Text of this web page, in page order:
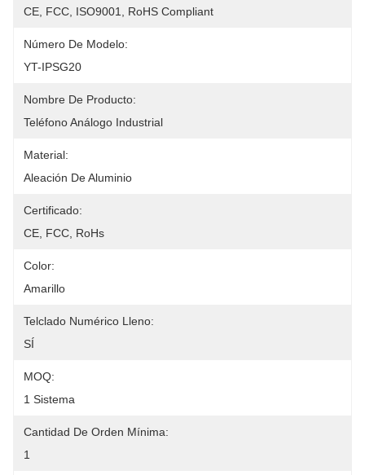
CE, FCC, ISO9001, RoHS Compliant
Número De Modelo:
YT-IPSG20
Nombre De Producto:
Teléfono Análogo Industrial
Material:
Aleación De Aluminio
Certificado:
CE, FCC, RoHs
Color:
Amarillo
Telclado Numérico Lleno:
SÍ
MOQ:
1 Sistema
Cantidad De Orden Mínima:
1